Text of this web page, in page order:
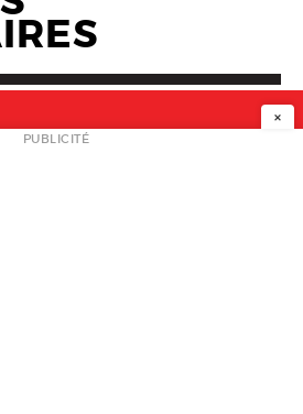
×
PUBLICITÉ